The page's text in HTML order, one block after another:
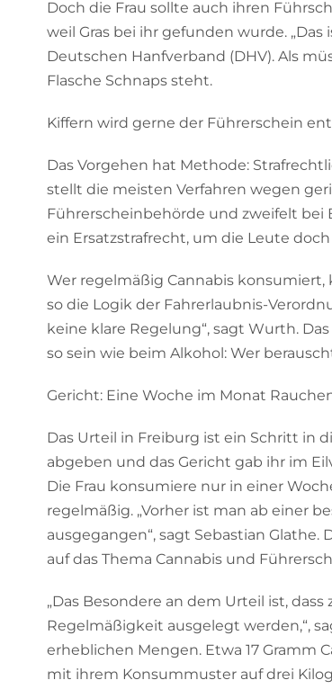
Doch die Frau sollte auch ihren
weil Gras bei ihr gefunden wurde.
Deutschen Hanfverband (DHV). Als
Flasche Schnaps steht.
Kiffern wird gerne der Führerschein
Das Vorgehen hat Methode:
stellt die meisten Verfahren wegen
Führerscheinbehörde und zweifelt bei
ein Ersatzstrafrecht, um die Leute
Wer regelmäßig Cannabis
so die Logik der Fahrerlaubnis-
keine klare Regelung“, sagt Wurth.
so sein wie beim Alkohol: Wer
Gericht: Eine Woche im Monat
Das Urteil in Freiburg ist ein Schritt in
abgeben und das Gericht gab ihr im
Die Frau konsumiere nur in einer
regelmäßig. „Vorher ist man ab einer
ausgegangen“, sagt Sebastian
auf das Thema Cannabis und
„Das Besondere an dem Urteil ist,
Regelmäßigkeit ausgelegt werden,“,
erheblichen Mengen. Etwa 17 Gramm
mit ihrem Konsummuster auf drei